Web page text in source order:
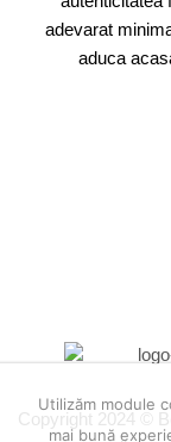
adevarat
aduca
Copyright 2024 ©
Utilizăm module
mai bună